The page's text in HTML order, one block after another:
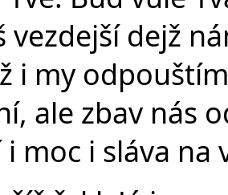
vezdejší dejž
i my
ale zbav nás
moc i sláva na